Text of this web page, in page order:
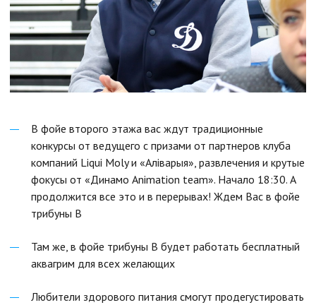
В фойе второго этажа вас ждут традиционные
конкурсы от ведущего с призами от партнеров клуба
компаний Liqui Moly и «Аліварыя», развлечения и крутые
фокусы от «Динамо Animation team». Начало 18:30. А
продолжится все это и в перерывах! Ждем Вас в фойе
трибуны B
Там же, в фойе трибуны В будет работать бесплатный
аквагрим для всех желающих
Любители здорового питания смогут продегустировать